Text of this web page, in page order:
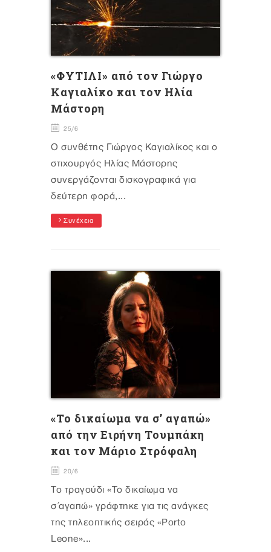
«ΦΥΤΙΛΙ» από τον Γιώργο
Καγιαλίκο και τον Ηλία
Μάστορη
25/6
Ο συνθέτης Γιώργος Καγιαλίκος και ο
στιχουργός Ηλίας Μάστορης
συνεργάζονται δισκογραφικά για
δεύτερη φορά,...
Συνέχεια
«Το δικαίωμα να σ’ αγαπώ»
από την Ειρήνη Τουμπάκη
και τον Μάριο Στρόφαλη
20/6
Το τραγούδι «Το δικαίωμα να
σ΄αγαπώ» γράφτηκε για τις ανάγκες
της τηλεοπτικής σειράς «Porto
Leone»...